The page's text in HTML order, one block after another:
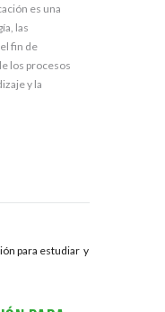
es una
las
fin de
los procesos
y la